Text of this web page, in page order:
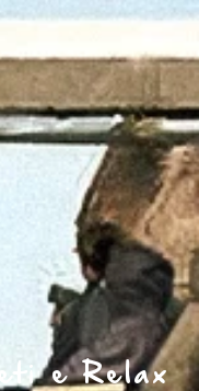
e Relax